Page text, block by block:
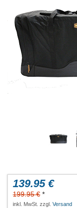
139.95 €
199.95 € *
inkl. MwSt. zzgl. Versand